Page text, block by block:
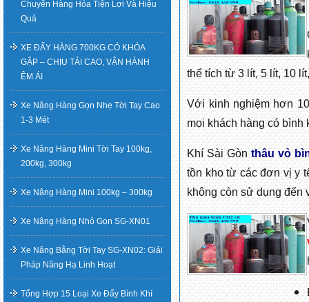
thể tích từ 3 lít, 5 lít, 10
Với kinh nghiệm hơn
mọi khách hàng có bình
Khí Sài Gònthâu vỏ
tồn kho từ các đơn vị y
không còn sử dụng đến
Chuyển Hàng Hóa Tiện Lợi Và Hiệu
Quả
XE ĐẨY HÀNG 700KG CÓ KHÓA
GẬP – CHỊU TẢI CAO, VẬN HÀNH
ÊM ÁI
Xe Nâng Hàng Gọn Nhẹ Tời Tay Cao
1-3 Mét
Xe Nâng Hàng Mini Tời Tay 100kg,
200kg, 300kg
Xe Nâng Hàng Mini 100kg – 300kg
Xe Nâng Hàng Nhỏ Gọn SG-XN01
Xe Nâng Bằng Tời Tay SG-XN02: Giải
Pháp Nâng Hạ Linh Hoạt
Tổng Hợp 15 Loại Xe Đẩy Bình Khí